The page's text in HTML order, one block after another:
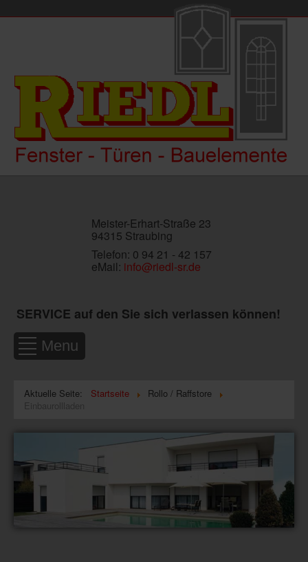
Meister-Erhart-Straße 23
94315 Straubing
Telefon: 0 94 21 - 42 157
eMail: info@riedl-sr.de
SERVICE auf den Sie sich verlassen können!
Menu
Aktuelle Seite: Startseite
Rollo / Raffstore
Einbaurollladen